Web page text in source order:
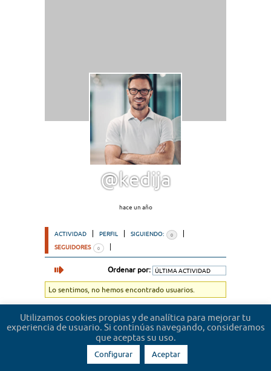
@kedija
hace un año
ACTIVIDAD PERFIL SIGUIENDO: 0
SEGUIDORES 0
Ordenar por:
Lo sentimos, no hemos encontrado usuarios.
Utilizamos cookies propias y de analítica para mejorar tu
experiencia de usuario. Si continúas navegando, consideramos
que aceptas su uso.
Configurar Aceptar